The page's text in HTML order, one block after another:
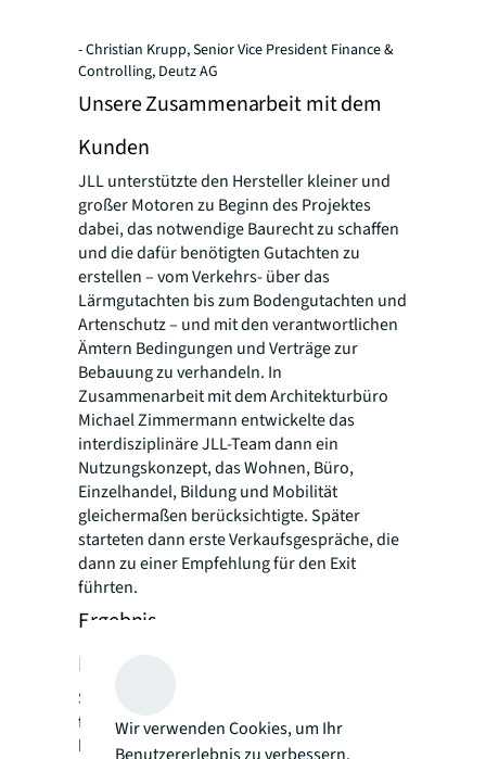
- Christian Krupp, Senior Vice President Finance &
Controlling, Deutz AG
Unsere Zusammenarbeit mit dem
Kunden
JLL unterstützte den Hersteller kleiner und
großer Motoren zu Beginn des Projektes
dabei, das notwendige Baurecht zu schaffen
und die dafür benötigten Gutachten zu
erstellen – vom Verkehrs- über das
Lärmgutachten bis zum Bodengutachten und
Artenschutz – und mit den verantwortlichen
Ämtern Bedingungen und Verträge zur
Bebauung zu verhandeln. In
Zusammenarbeit mit dem Architekturbüro
Michael Zimmermann entwickelte das
interdisziplinäre JLL-Team dann ein
Nutzungskonzept, das Wohnen, Büro,
Einzelhandel, Bildung und Mobilität
gleichermaßen berücksichtigte. Später
starteten dann erste Verkaufsgespräche, die
dann zu einer Empfehlung für den Exit
führten.
Ergebnis
Ergebnis
Sowohl der Zeitpunkt als auch die Strategie
für den Verkauf zahlten sich aus und
brachten ein Ergebnis, das weit über den
Wir verwenden Cookies, um Ihr
Benutzererlebnis zu verbessern.